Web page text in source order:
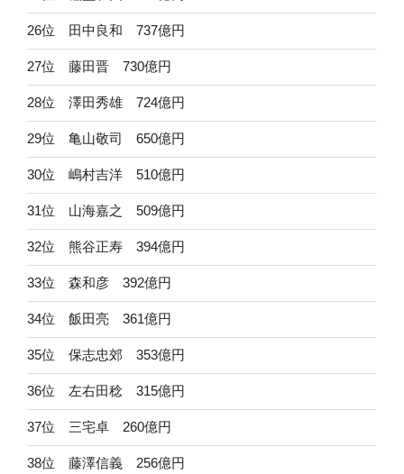
26位 田中良和 737億円
27位 藤田晋 730億円
28位 澤田秀雄 724億円
29位 亀山敬司 650億円
30位 嶋村吉洋 510億円
31位 山海嘉之 509億円
32位 熊谷正寿 394億円
33位 森和彦 392億円
34位 飯田亮 361億円
35位 保志忠郊 353億円
36位 左右田稔 315億円
37位 三宅卓 260億円
38位 藤澤信義 256億円